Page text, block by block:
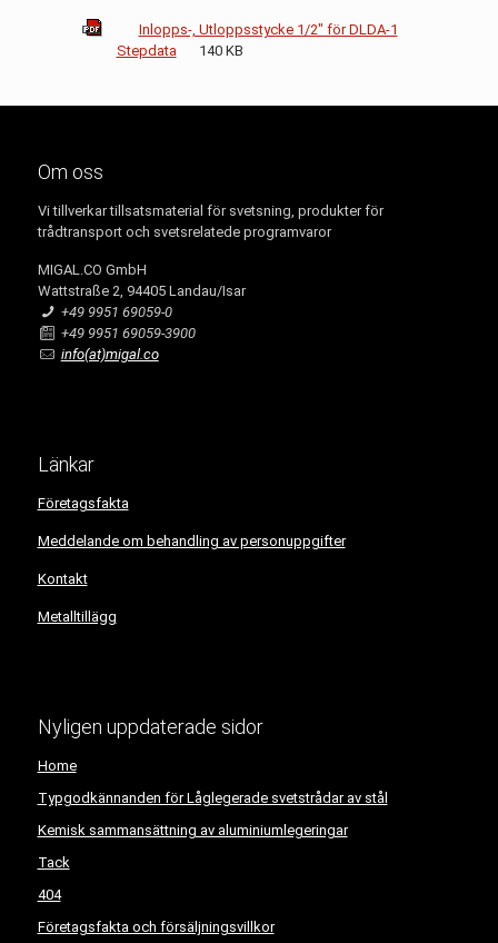
Inlopps-, Utloppsstycke 1/2" för DLDA-1
Stepdata
140 KB
Om oss
Vi tillverkar tillsatsmaterial för svetsning, produkter för
trådtransport och svetsrelatede programvaror
MIGAL.CO GmbH
Wattstraße 2, 94405 Landau/Isar
+49 9951 69059-0
+49 9951 69059-3900
info(at)migal.co
Länkar
Företagsfakta
Meddelande om behandling av personuppgifter
Kontakt
Metalltillägg
Nyligen uppdaterade sidor
Home
Typgodkännanden för Låglegerade svetstrådar av stål
Kemisk sammansättning av aluminiumlegeringar
Tack
404
Företagsfakta och försäljningsvillkor